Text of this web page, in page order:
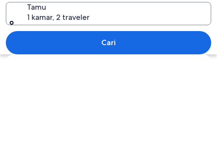
Tamu
1 kamar, 2 traveler
Cari
Jelajahi peta